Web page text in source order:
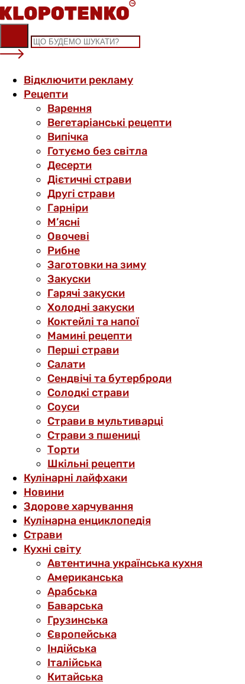
Skip
to
content
Відключити рекламу
Рецепти
Варення
Вегетаріанські рецепти
Випічка
Готуємо без світла
Десерти
Дієтичні страви
Другі страви
Гарніри
М’ясні
Овочеві
Рибне
Заготовки на зиму
Закуски
Гарячі закуски
Холодні закуски
Коктейлі та напої
Мамині рецепти
Перші страви
Салати
Сендвічі та бутерброди
Солодкі страви
Соуси
Страви в мультиварці
Страви з пшениці
Торти
Шкільні рецепти
Кулінарні лайфхаки
Новини
Здорове харчування
Кулінарна енциклопедія
Страви
Кухні світу
Автентична українська кухня
Американська
Арабська
Баварська
Грузинська
Європейська
Індійська
Італійська
Китайська